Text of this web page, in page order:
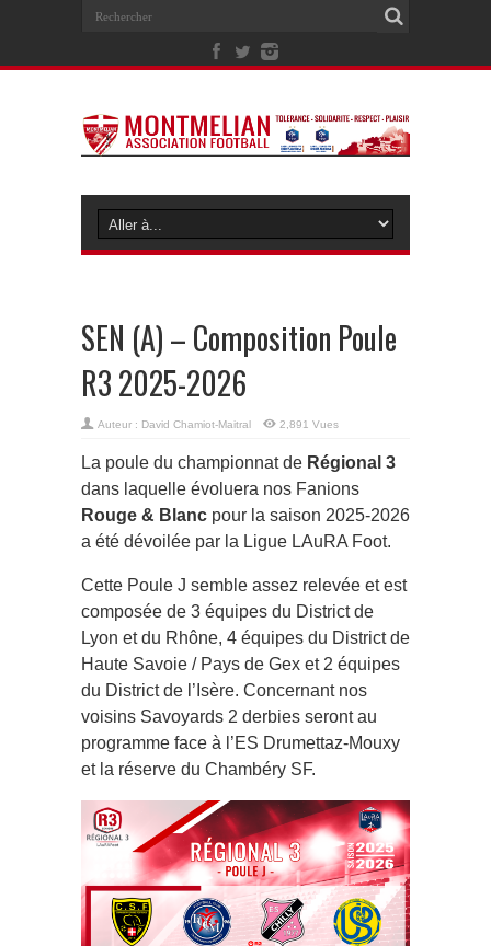
SEN (A) – Composition Poule
R3 2025-2026
Auteur : David Chamiot-Maitral 2,891 Vues
La poule du championnat de Régional 3
dans laquelle évoluera nos Fanions
Rouge & Blanc pour la saison 2025-2026
a été dévoilée par la Ligue LAuRA Foot.
Cette Poule J semble assez relevée et est
composée de 3 équipes du District de
Lyon et du Rhône, 4 équipes du District de
Haute Savoie / Pays de Gex et 2 équipes
du District de l’Isère. Concernant nos
voisins Savoyards 2 derbies seront au
programme face à l’ES Drumettaz-Mouxy
et la réserve du Chambéry SF.